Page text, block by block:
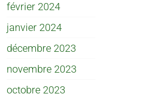
février 2024
janvier 2024
décembre 2023
novembre 2023
octobre 2023